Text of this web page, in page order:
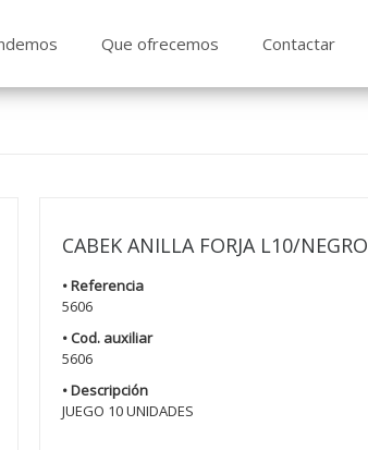
Que ofrecemos Contactar
CABEK ANILLA FORJA L10/NEGRO
• Referencia
5606
• Cod. auxiliar
5606
• Descripción
JUEGO 10 UNIDADES